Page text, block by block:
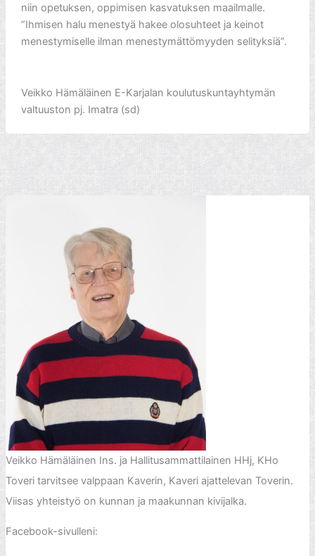
niin opetuksen, oppimisen kasvatuksen maailmalle.
”Ihmisen halu menestyä hakee olosuhteet ja keinot
menestymiselle ilman menestymättömyyden selityksiä”.
Veikko Hämäläinen E-Karjalan koulutuskuntayhtymän
valtuuston pj. Imatra (sd)
Veikko Hämäläinen Ins. ja Hallitusammattilainen HHj, KHo
Toveri tarvitsee valppaan Kaverin, Kaveri ajattelevan Toverin.
Viisas yhteistyö on kunnan ja maakunnan kivijalka.
Facebook-sivulleni: